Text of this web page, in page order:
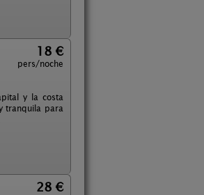
18 €
pers/noche
y la costa
tranquila para
28 €